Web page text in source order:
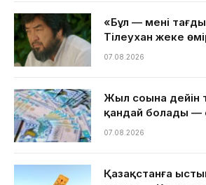
«Бұл — менің
Тілеухан жеке
07.08.2026
Жыл соңына дейін
қандай болады —
07.08.2026
Қазақстанға